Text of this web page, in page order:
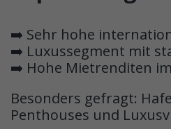
➡️ Sehr hohe
➡️ Luxussegment mit
➡️ Hohe Mietrenditen
Besonders gefragt:
Penthouses und